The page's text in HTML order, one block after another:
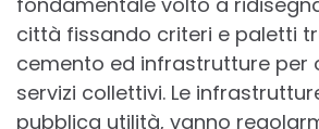
città fissando criteri e paletti
cemento ed infrastrutture per
servizi collettivi. Le
pubblica utilità, vanno